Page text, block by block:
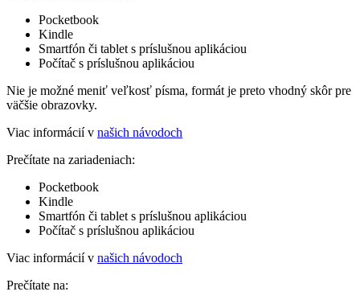
Pocketbook
Kindle
Smartfón či tablet s príslušnou aplikáciou
Počítač s príslušnou aplikáciou
Nie je možné meniť veľkosť písma, formát je preto vhodný skôr pre
väčšie obrazovky.
Viac informácií v našich návodoch
Prečítate na zariadeniach:
Pocketbook
Kindle
Smartfón či tablet s príslušnou aplikáciou
Počítač s príslušnou aplikáciou
Viac informácií v našich návodoch
Prečítate na: